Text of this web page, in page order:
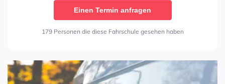
Einen Termin anfragen
179 Personen die diese Fahrschule gesehen haben